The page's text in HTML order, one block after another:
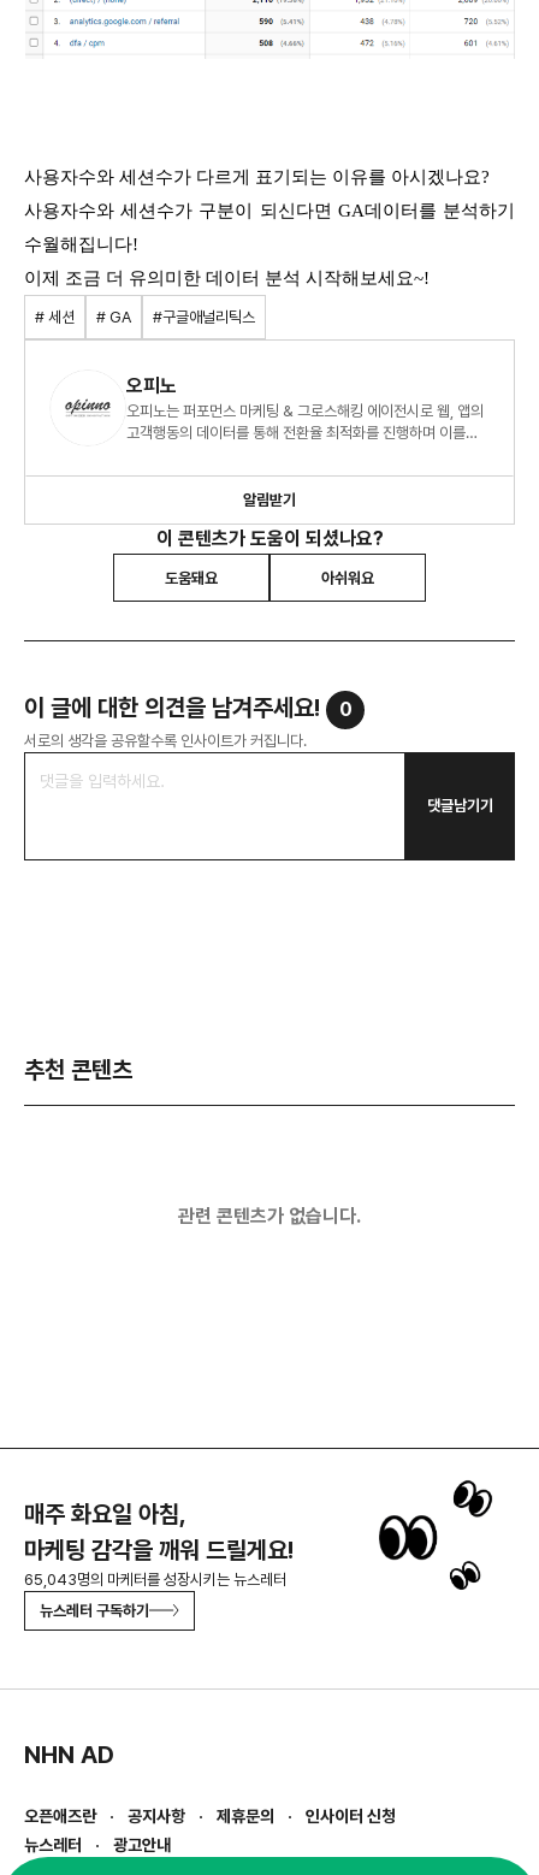
사용자수와 세션수가 다르게 표기되는 이유를 아시겠나요?
사용자수와 세션수가 구분이 되신다면 GA데이터를 분석하기
수월해집니다!
이제 조금 더 유의미한 데이터 분석 시작해보세요~!
# 세션 # GA #구글애널리틱스
오피노
오피노는 퍼포먼스 마케팅 & 그로스해킹 에이전시로 웹, 앱의
고객행동의 데이터를 통해 전환율 최적화를 진행하며 이를
알림받기
이 콘텐츠가 도움이 되셨나요?
도움돼요 아쉬워요
이 글에 대한 의견을 남겨주세요! 0
서로의 생각을 공유할수록 인사이트가 커집니다.
댓글남기기
추천 콘텐츠
관련 콘텐츠가 없습니다.
매주 화요일 아침,
마케팅 감각을 깨워 드릴게요!
65,043명의 마케터를 성장시키는 뉴스레터
뉴스레터 구독하기
NHN AD
오픈애즈란 공지사항 제휴문의
인사이터 신청
뉴스레터
광고안내